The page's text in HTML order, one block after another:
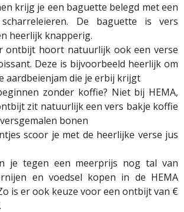
krijg je een baguette belegd met een
De baguette is vers
heerlijk knapperig.
ontbijt hoort natuurlijk ook een verse
Deze is bijvoorbeeld heerlijk om
aardbeienjam die je erbij krijgt
zonder koffie? Niet bij HEMA,
zit natuurlijk een vers bakje koffie
bonen
scoor je met de heerlijke verse jus
je tegen een meerprijs nog tal van
en voedsel kopen in de HEMA
is er ook keuze voor een ontbijt van €